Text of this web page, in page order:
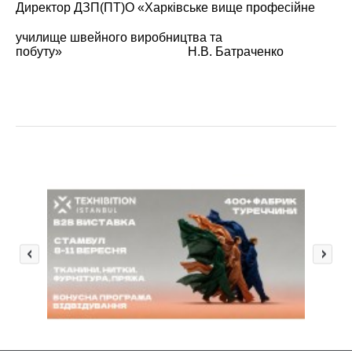
Директор ДЗП(ПТ)О «Харківське вище професійне
училище швейного виробництва та
побуту» Н.В. Батраченко